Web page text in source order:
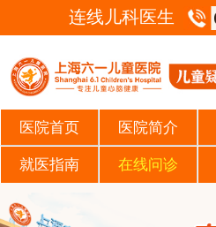
连线儿科医生
医院首页 医院简介
就医指南 在线问诊